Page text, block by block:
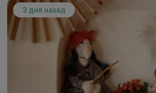
3 дня назад